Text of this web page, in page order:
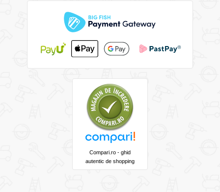
Compari.ro - ghid
autentic de shopping